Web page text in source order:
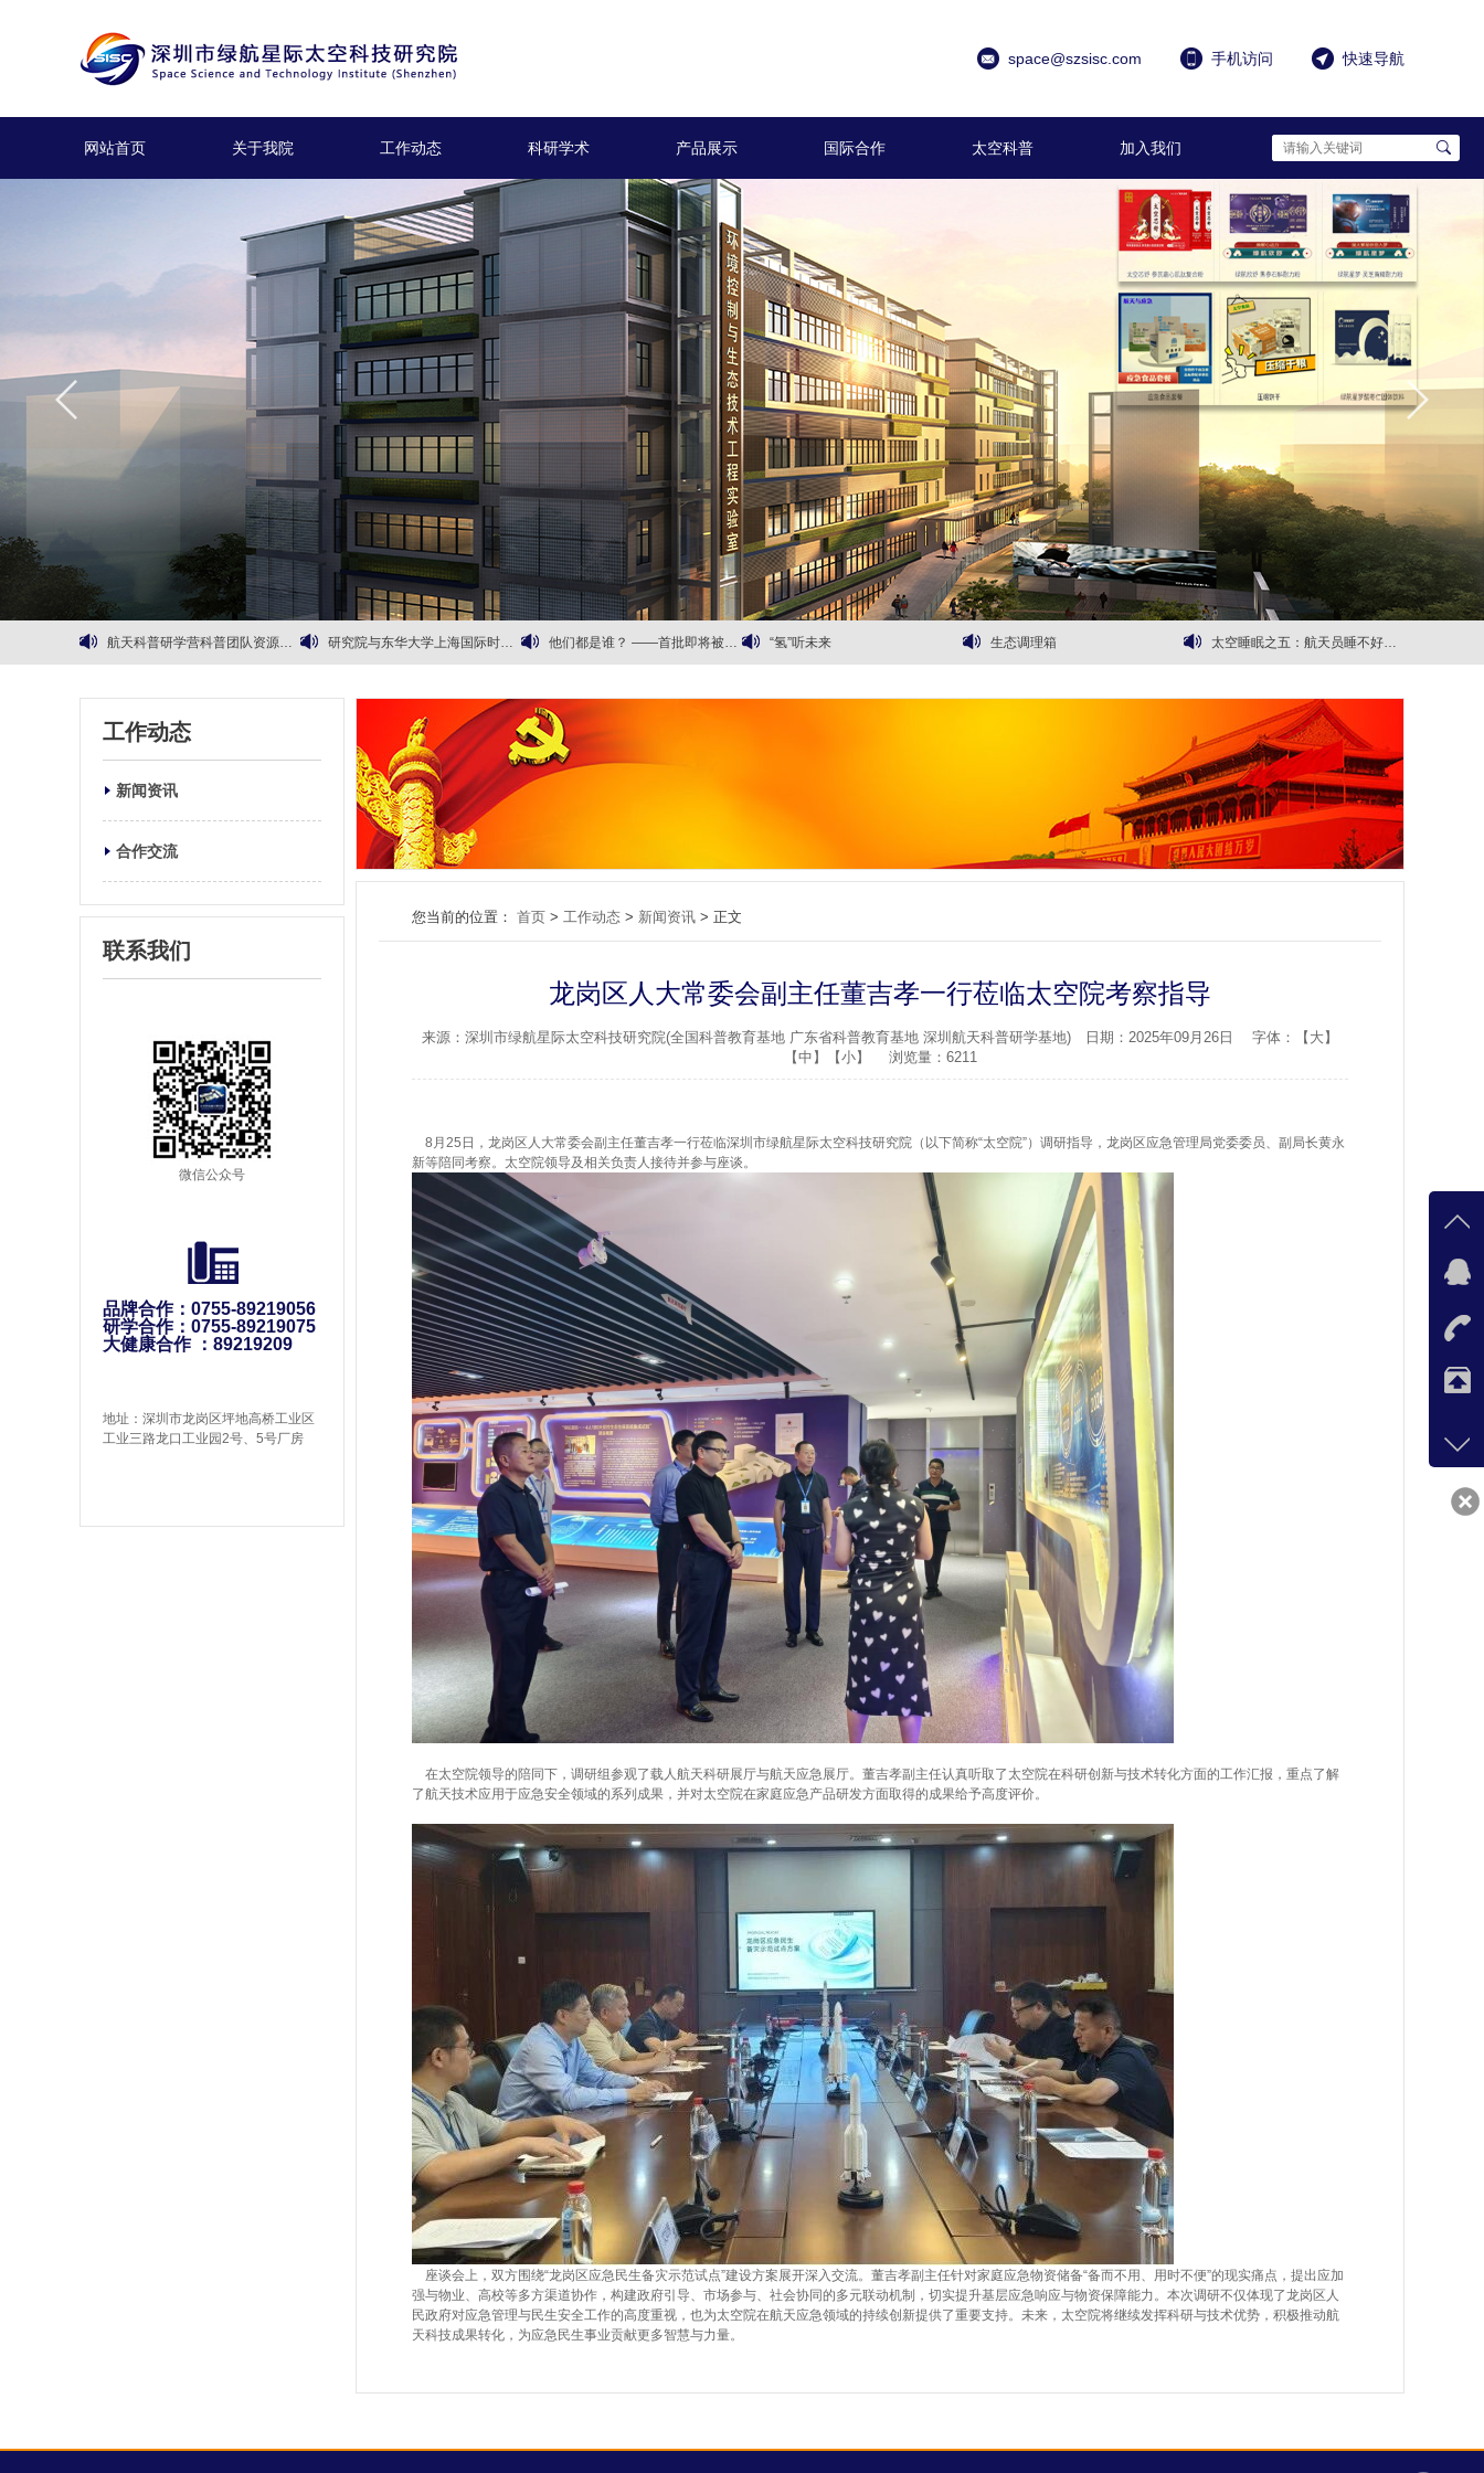
space@szsisc.com 手机访问 快速导航
网站首页 关于我院 工作动态 科研学术 产品展示 国际合作 太空科普 加入我们
甘肃省民乐县领导一行莅临太空院考察交流 龙岗区文旅局率队考察太空院，政企协同打造科技文旅新范式 太空院航天成果入选龙岗区人民政府智汇展厅 太空院调研龙岗国际艺术中心 七秩问天路 携手探九霄|太空院热烈开展2026年中国航天日主题活动 太空院成功获批深圳市医学研究专项资金依托单位
航天科普研学营科普团队资源详情 研究院与东华大学上海国际时尚科创中心签订战略合作协议 他们都是谁？ ——首批即将被美国自己送上太空的美国航天员 太空睡眠之五：航天员睡不好有什么防护方法？
工作动态
新闻资讯
合作交流
联系我们
微信公众号
品牌合作：0755-89219056
研学合作：0755-89219075
大健康合作 ：89219209
地址：深圳市龙岗区坪地高桥工业区
工业三路龙口工业园2号、5号厂房
您当前的位置： 首页 > 工作动态 > 新闻资讯 > 正文
龙岗区人大常委会副主任董吉孝一行莅临太空院考察指导
来源：深圳市绿航星际太空科技研究院(全国科普教育基地 广东省科普教育基地 深圳航天科普研学基地) 日期：2025年09月26日 字体：
【大】
【中】
【小】 浏览量：6211
8月25日，龙岗区人大常委会副主任董吉孝一行莅临深圳市绿航星际太空科技研究院（以下简称“太空院”）调研指导，龙岗区应急管理局党委委员、副局长黄永
新等陪同考察。太空院领导及相关负责人接待并参与座谈。
在太空院领导的陪同下，调研组参观了载人航天科研展厅与航天应急展厅。董吉孝副主任认真听取了太空院在科研创新与技术转化方面的工作汇报，重点了解
了航天技术应用于应急安全领域的系列成果，并对太空院在家庭应急产品研发方面取得的成果给予高度评价。
座谈会上，双方围绕“龙岗区应急民生备灾示范试点”建设方案展开深入交流。董吉孝副主任针对家庭应急物资储备“备而不用、用时不便”的现实痛点，提出应加
强与物业、高校等多方渠道协作，构建政府引导、市场参与、社会协同的多元联动机制，切实提升基层应急响应与物资保障能力。本次调研不仅体现了龙岗区人
民政府对应急管理与民生安全工作的高度重视，也为太空院在航天应急领域的持续创新提供了重要支持。未来，太空院将继续发挥科研与技术优势，积极推动航
天科技成果转化，为应急民生事业贡献更多智慧与力量。
客服
咨询
品牌